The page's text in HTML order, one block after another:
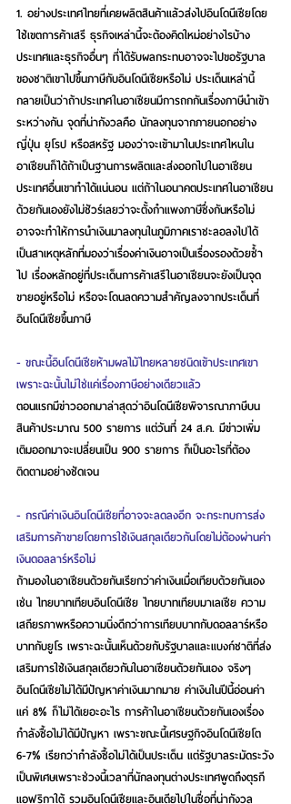
1. อย่างประเทศไทยที่เคยผลิตสินค้าแล้วส่งไปอินโดนีเซียโดย
ใช้เขตการค้าเสรี ธุรกิจเหล่านี้จะต้องคิดใหม่อย่างไรบ้าง
ประเทศและธุรกิจอื่นๆ ที่ได้รับผลกระทบอาจจะไปขอรัฐบาล
ของชาติเขาไปขึ้นภาษีกับอินโดนีเซียหรือไม่ ประเด็นเหล่านี้
กลายเป็นว่าถ้าประเทศในอาเซียนมีการถกกันเรื่องภาษีนำเข้า
ระหว่างกัน จุดที่น่ากังวลคือ นักลงทุนจากภายนอกอย่าง
ญี่ปุ่น ยุโรป หรือสหรัฐ มองว่าจะเข้ามาในประเทศไหนใน
อาเซียนก็ได้ถ้าเป็นฐานการผลิตและส่งออกไปในอาเซียน
ประเทศอื่นเขาทำได้แน่นอน แต่ถ้าในอนาคตประเทศในอาเซียน
ด้วยกันเองยังไม่ชัวร์เลยว่าจะตั้งกำแพงภาษีซึ่งกันหรือไม่
อาจจะทำให้การนำเงินมาลงทุนในภูมิภาคเราชะลอลงไปได้
เป็นสาเหตุหลักที่มองว่าเรื่องค่าเงินอาจเป็นเรื่องรองด้วยซ้ำ
ไป เรื่องหลักอยู่ที่ประเด็นการค้าเสรีในอาเซียนจะยังเป็นจุด
ขายอยู่หรือไม่ หรือจะโดนลดความสำคัญลงจากประเด็นที่
อินโดนีเซียขึ้นภาษี
- ขณะนี้อินโดนีเซียห้ามผลไม้ไทยหลายชนิดเข้าประเทศเขา
เพราะฉะนั้นไม่ใช่แค่เรื่องภาษีอย่างเดียวแล้ว
ตอนแรกมีข่าวออกมาล่าสุดว่าอินโดนีเซียพิจารณาภาษีบน
สินค้าประมาณ 500 รายการ แต่วันที่ 24 ส.ค. มีข่าวเพิ่ม
เติมออกมาจะเปลี่ยนเป็น 900 รายการ ก็เป็นอะไรที่ต้อง
ติดตามอย่างชัดเจน
- กรณีค่าเงินอินโดนีเซียที่อาจจะลดลงอีก จะกระทบการส่ง
เสริมการค้าขายโดยการใช้เงินสกุลเดียวกันโดยไม่ต้องผ่านค่า
เงินดอลลาร์หรือไม่
ถ้ามองในอาเซียนด้วยกันเรียกว่าค่าเงินเมื่อเทียบด้วยกันเอง
เช่น ไทยบาทเทียบอินโดนีเซีย ไทยบาทเทียบมาเลเซีย ความ
เสถียรภาพหรือความนิ่งดีกว่าการเทียบบาทกับดอลลาร์หรือ
บาทกับยูโร เพราะฉะนั้นเห็นด้วยกับรัฐบาลและแบงก์ชาติที่ส่ง
เสริมการใช้เงินสกุลเดียวกันในอาเซียนด้วยกันเอง จริงๆ
อินโดนีเซียไม่ได้มีปัญหาค่าเงินมากมาย ค่าเงินในปีนี้อ่อนค่า
แค่ 8% ก็ไม่ได้เยอะอะไร การค้าในอาเซียนด้วยกันเองเรื่อง
กำลังซื้อไม่ได้มีปัญหา เพราะขณะนี้เศรษฐกิจอินโดนีเซียโต
6-7% เรียกว่ากำลังซื้อไม่ได้เป็นประเด็น แต่รัฐบาลระมัดระวัง
เป็นพิเศษเพราะช่วงนี้เวลาที่นักลงทุนต่างประเทศพูดถึงตุรกี
แอฟริกาใต้ รวมอินโดนีเซียและอินเดียไปในชื่อที่น่ากังวล